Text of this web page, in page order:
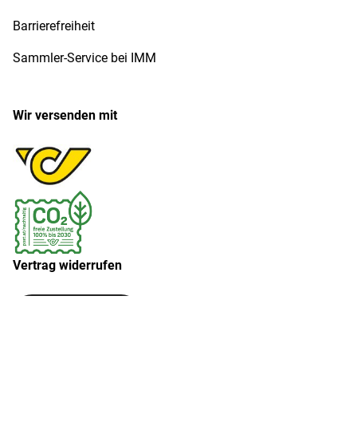
Barrierefreiheit
Sammler-Service bei IMM
Wir versenden mit
Vertrag widerrufen